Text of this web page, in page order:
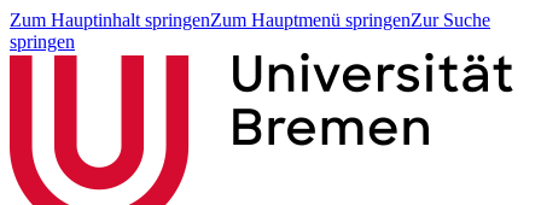
Zum Hauptinhalt springenZum Hauptmenü springenZur Suche
springen